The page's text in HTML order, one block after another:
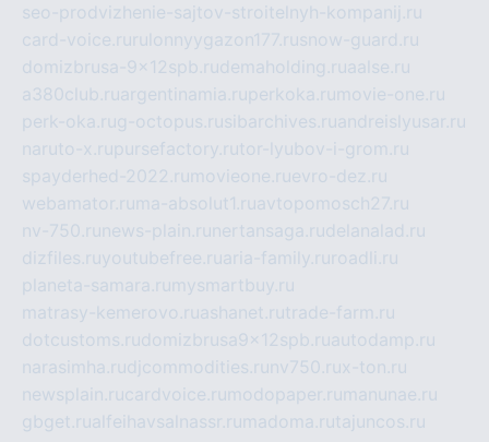
seo-prodvizhenie-sajtov-stroitelnyh-kompanij.ru
card-voice.ru rulonnyygazon177.rusnow-guard.ru
domizbrusa-9x12spb.rudemaholding.ruaalse.ru
a380club.ruargentinamia.ruperkoka.ru movie-one.ru
perk-oka.rug-octopus.rusibarchives.ruandreislyusar.ru
naruto-x.rupursefactory.rutor-lyubov-i-grom.ru
spayderhed-2022.ru movieone.ruevro-dez.ru
webamator.ru ma-absolut1.ruavtopomosch27.ru
nv-750.ru news-plain.ru nertansaga.rudelanalad.ru
dizfiles.ruyoutubefree.ruaria-family.ru roadli.ru
planeta-samara.ru mysmartbuy.ru
matrasy-kemerovo.ruashanet.rutrade-farm.ru
dotcustoms.rudomizbrusa9x12spb.ruautodamp.ru
narasimha.rudjcommodities.ru nv750.rux-ton.ru
newsplain.rucardvoice.ru modopaper.ru manunae.ru
gbget.rualfeihavsalnassr.ru madoma.rutajuncos.ru